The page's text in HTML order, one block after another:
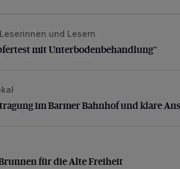
mit Unterbodenbehandlung“
und Lesern
mit Unterbodenbehandlung“
im Barmer Bahnhof und klare
im Barmer Bahnhof und klare
für die Alte Freiheit
für die Alte Freiheit